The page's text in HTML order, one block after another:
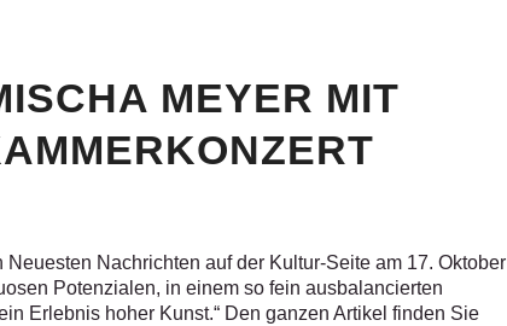
MEYER MIT
Nachrichten auf der Kultur-Seite am 17. Oktober
Potenzialen, in einem so fein ausbalancierten
Erlebnis hoher Kunst.“ Den ganzen Artikel finden Sie